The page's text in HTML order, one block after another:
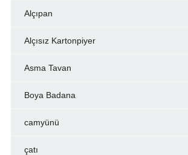
Alçıpan
Alçısız Kartonpiyer
Asma Tavan
Boya Badana
camyünü
çatı